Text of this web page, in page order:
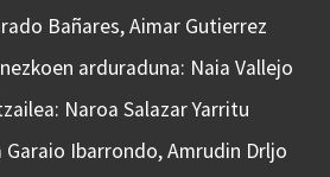
Bañares, Aimar Gutierrez
arduraduna: Naia Vallejo
Naroa Salazar Yarritu
Ibarrondo, Amrudin Drljo